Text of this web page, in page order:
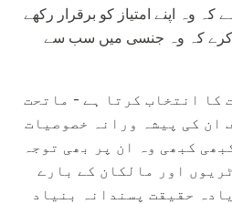
وہ اپنے امتیاز کو برقرار رکھے
کرے کہ وہ جنسی میں سب سے
کا انتخاب کرتا ہے - ماتحت
ان کی پیشہ ورانہ خصوصیات
کبھی وہ ان پر بھی توجہ
اور مالکان کے بارے
حقیقت پسندانہ بنیاد